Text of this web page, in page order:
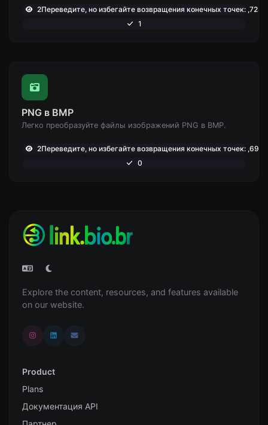
2Переведите, но избегайте возвращения конечных точек: ,728
1
PNG в BMP
Легко преобразуйте файлы изображений PNG в BMP.
2Переведите, но избегайте возвращения конечных точек: ,698
0
Explore the content, resources, and features available
on our website.
Product
Plans
Документация API